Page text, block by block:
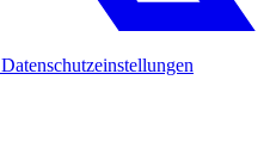
Datenschutzeinstellungen